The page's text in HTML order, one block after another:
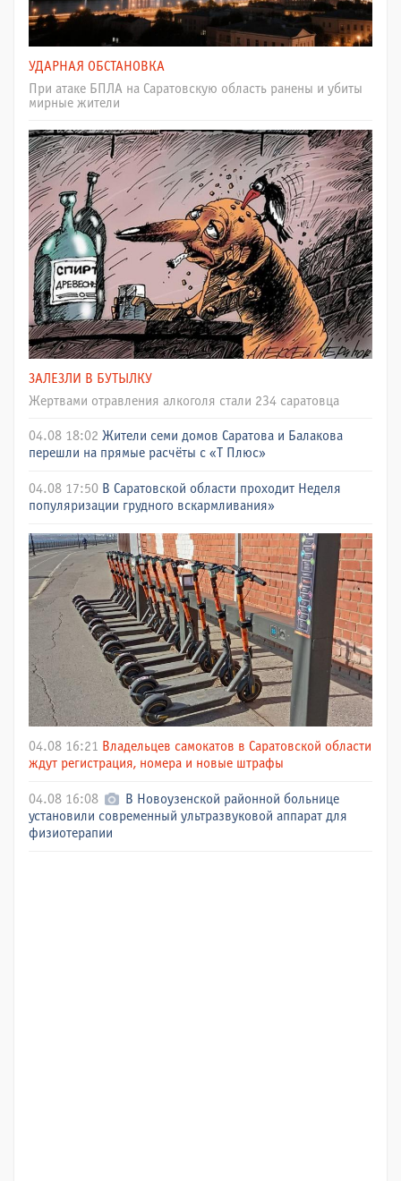
УДАРНАЯ ОБСТАНОВКА
При атаке БПЛА на Саратовскую область ранены и убиты
мирные жители
ЗАЛЕЗЛИ В БУТЫЛКУ
Жертвами отравления алкоголя стали 234 саратовца
04.08 18:02 Жители семи домов Саратова и Балакова
перешли на прямые расчёты с «Т Плюс»
04.08 17:50 В Саратовской области проходит Неделя
популяризации грудного вскармливания»
04.08 16:21 Владельцев самокатов в Саратовской области
ждут регистрация, номера и новые штрафы
04.08 16:08
В Новоузенской районной больнице
установили современный ультразвуковой аппарат для
физиотерапии